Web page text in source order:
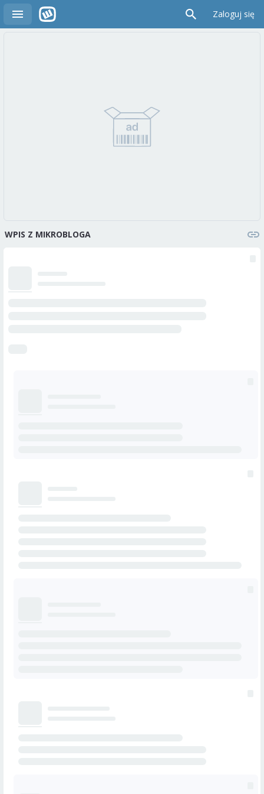
Zaloguj się
WPIS Z MIKROBLOGA